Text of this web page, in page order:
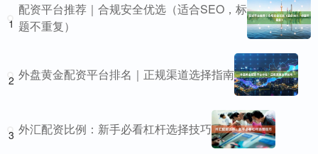
1
配资平台推荐｜合规安全优选（适合SEO，标
题不重复）
2 外盘黄金配资平台排名｜正规渠道选择指南
3 外汇配资比例：新手必看杠杆选择技巧